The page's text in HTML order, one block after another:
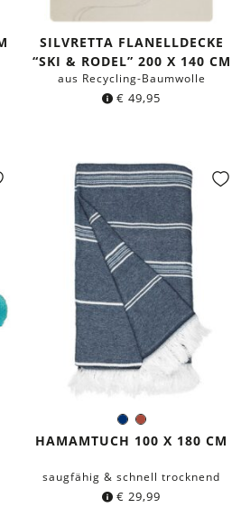
SILVRETTA FLANELLDECKE
“SKI & RODEL” 200 X 140 CM
aus Recycling-Baumwolle
€ 49,95
Dunkelblau
Rostrot
Farbe:
HAMAMTUCH 100 X 180 CM
saugfähig & schnell trocknend
€ 29,99